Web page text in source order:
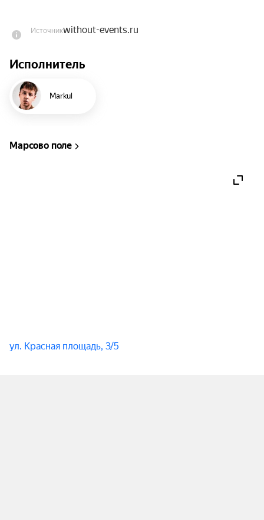
время, чтобы вы не стояли в очереди на входе и
Источникwithout-events.ru
Исполнитель
Markul
Марсово поле
ул. Красная площадь, 3/5